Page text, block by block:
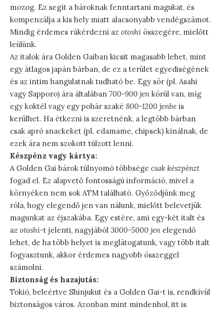
mozog. Ez segít a bároknak fenntartani magukat, és
kompenzálja a kis hely miatt alacsonyabb vendégszámot.
Mindig érdemes rákérdezni az otoshi összegére, mielőtt
leülünk.
Az italok ára Golden Gaiban kicsit magasabb lehet, mint
egy átlagos japán bárban, de ez a terület egyediségének
és az intim hangulatnak tudható be. Egy sör (pl. Asahi
vagy Sapporo) ára általában 700-900 jen körül van, míg
egy koktél vagy egy pohár szaké 800-1200 jenbe is
kerülhet. Ha étkezni is szeretnénk, a legtöbb bárban
csak apró snackeket (pl. edamame, chipsek) kínálnak, de
ezek ára nem szokott túlzott lenni.
Készpénz vagy kártya:
A Golden Gai bárok túlnyomó többsége csak készpénzt
fogad el. Ez alapvető fontosságú információ, mivel a
környéken nem sok ATM található. Győződjünk meg
róla, hogy elegendő jen van nálunk, mielőtt belevetjük
magunkat az éjszakába. Egy estére, ami egy-két italt és
az otoshi-t jelenti, nagyjából 3000-5000 jen elegendő
lehet, de ha több helyet is meglátogatunk, vagy több italt
fogyasztunk, akkor érdemes nagyobb összeggel
számolni.
Biztonság és hazajutás:
Tokió, beleértve Shinjukut és a Golden Gai-t is, rendkívül
biztonságos város. Azonban mint mindenhol, itt is